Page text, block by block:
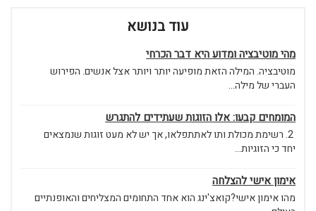
עוד בנושא
מהי מוטיבציה ומדוע היא דבר הכרחי
מוטיבציה. המילה הזאת מופיעה יותר ויותר אצל אנשים. הפירוש
העברי של מילה...
המומחים קבעו: אלו הזוגות שעתידים להתגרש
2. רשימת מכולת ותו לאתתפלאו, אך יש לא מעט זוגות שנמצאים
יחד כי הזוגיות...
אימון אישי להצלחה
מהו אימון אישי?קואצ'ינג הוא אחד התחומים המצליחים והאופנתיים